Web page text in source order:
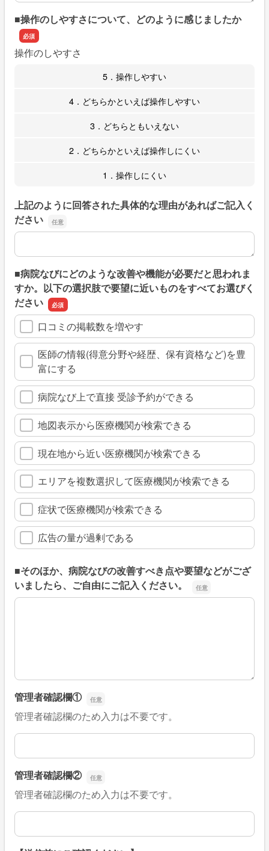
■操作のしやすさについて、どのように感じましたか
操作のしやすさ
5．操作しやすい
4．どちらかといえば操作しやすい
3．どちらともいえない
2．どちらかといえば操作しにくい
1．操作しにくい
上記のように回答された具体的な理由があればご記入く
ださい
上記のように回答された具体的な理由があればご記入くだ
■病院なびにどのような改善や機能が必要だと思われま
すか。以下の選択肢で要望に近いものをすべてお選びく
ださい
口コミの掲載数を増やす
医師の情報(得意分野や経歴、保有資格など)を豊
富にする
病院なび上で直接 受診予約ができる
地図表示から医療機関が検索できる
現在地から近い医療機関が検索できる
エリアを複数選択して医療機関が検索できる
症状で医療機関が検索できる
広告の量が過剰である
■そのほか、病院なびの改善すべき点や要望などがござ
いましたら、ご自由にご記入ください。
■そのほか、病院なびの改善すべき点や要望などがござい
管理者確認欄①
管理者確認欄のため入力は不要です。
管理者確認欄①
管理者確認欄②
管理者確認欄のため入力は不要です。
管理者確認欄②